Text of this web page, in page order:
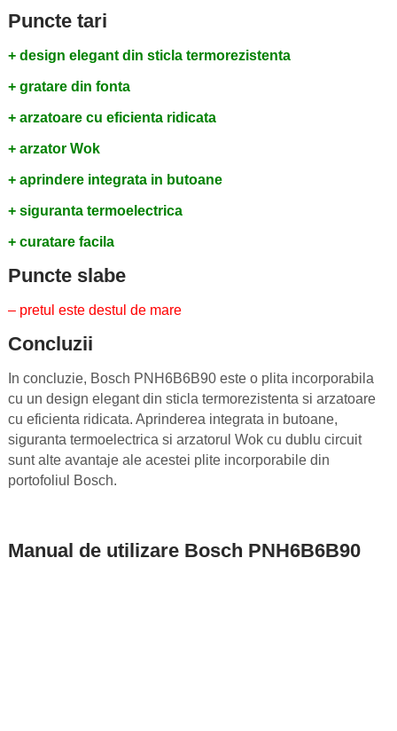
Puncte tari
+ design elegant din sticla termorezistenta
+ gratare din fonta
+ arzatoare cu eficienta ridicata
+ arzator Wok
+ aprindere integrata in butoane
+ siguranta termoelectrica
+ curatare facila
Puncte slabe
– pretul este destul de mare
Concluzii
In concluzie, Bosch PNH6B6B90 este o plita incorporabila
cu un design elegant din sticla termorezistenta si arzatoare
cu eficienta ridicata. Aprinderea integrata in butoane,
siguranta termoelectrica si arzatorul Wok cu dublu circuit
sunt alte avantaje ale acestei plite incorporabile din
portofoliul Bosch.
Manual de utilizare Bosch PNH6B6B90